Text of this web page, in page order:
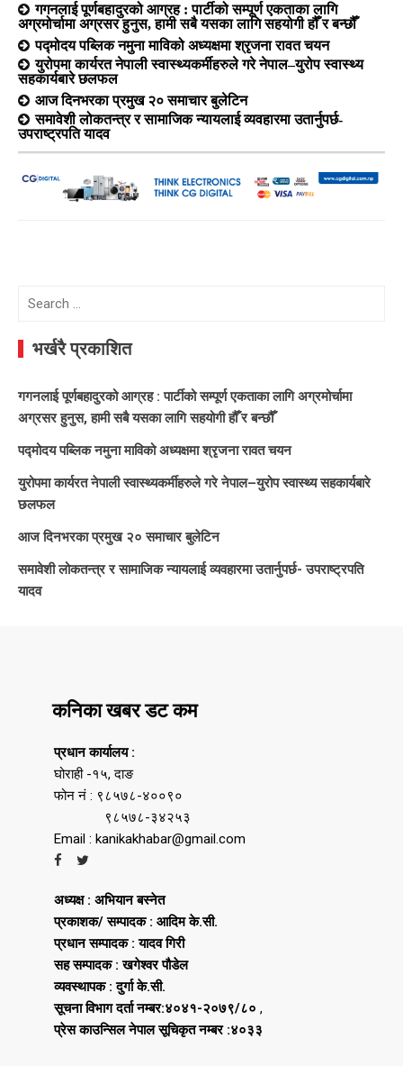
गगनलाई पूर्णबहादुरको आग्रह : पार्टीको सम्पूर्ण एकताका लागि
अग्रमोर्चामा अग्रसर हुनुस, हामी सबै यसका लागि सहयोगी हौँ र बन्छौँ
पद्मोदय पब्लिक नमुना माविको अध्यक्षमा श्रृजना रावत चयन
युरोपमा कार्यरत नेपाली स्वास्थ्यकर्मीहरुले गरे नेपाल–युरोप स्वास्थ्य
सहकार्यबारे छलफल
आज दिनभरका प्रमुख २० समाचार बुलेटिन
समावेशी लोकतन्त्र र सामाजिक न्यायलाई व्यवहारमा उतार्नुपर्छ-
उपराष्ट्रपति यादव
Search
भर्खरै प्रकाशित
गगनलाई पूर्णबहादुरको आग्रह : पार्टीको सम्पूर्ण एकताका लागि अग्रमोर्चामा
अग्रसर हुनुस, हामी सबै यसका लागि सहयोगी हौँ र बन्छौँ
पद्मोदय पब्लिक नमुना माविको अध्यक्षमा श्रृजना रावत चयन
युरोपमा कार्यरत नेपाली स्वास्थ्यकर्मीहरुले गरे नेपाल–युरोप स्वास्थ्य सहकार्यबारे
छलफल
आज दिनभरका प्रमुख २० समाचार बुलेटिन
समावेशी लोकतन्त्र र सामाजिक न्यायलाई व्यवहारमा उतार्नुपर्छ- उपराष्ट्रपति
यादव
कनिका खबर डट कम
प्रधान कार्यालय :
घोराही -१५, दाङ
फोन नं : ९८५७८-४००९०
९८५७८-३४२५३
Email : kanikakhabar@gmail.com
अध्यक्ष : अभियान बस्नेत
प्रकाशक/ सम्पादक : आदिम के.सी.
प्रधान सम्पादक : यादव गिरी
सह सम्पादक : खगेश्वर पौडेल
व्यवस्थापक : दुर्गा के.सी.
सूचना विभाग दर्ता नम्बर:४०४१-२०७९/८० ,
प्रेस काउन्सिल नेपाल सूचिकृत नम्बर :४०३३